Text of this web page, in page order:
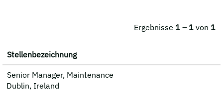
Ergebnisse 1 – 1 von 1
Stellenbezeichnung
Senior Manager, Maintenance
Dublin, Ireland